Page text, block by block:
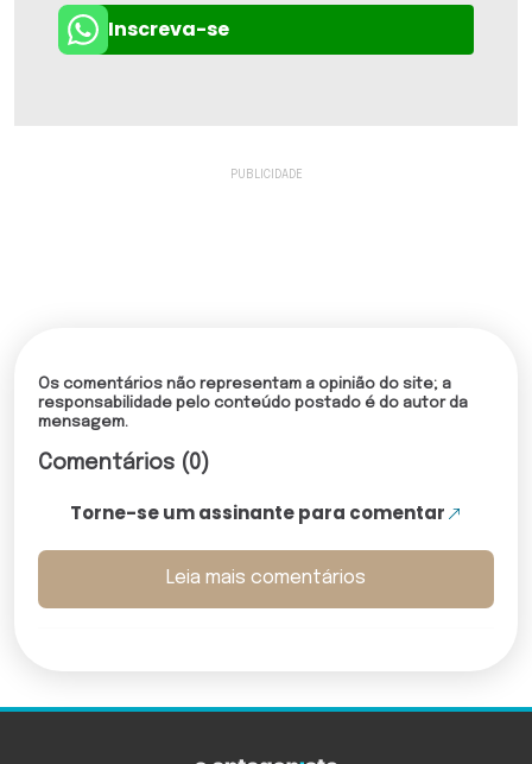
Inscreva-se
Os comentários não representam a opinião do site; a
responsabilidade pelo conteúdo postado é do autor da
mensagem.
Comentários (0)
Torne-se um assinante para comentar
Leia mais comentários